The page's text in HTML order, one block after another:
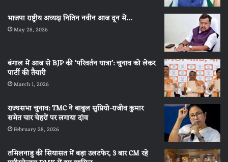
भाजपा राष्ट्रीय अध्यक्ष नितिन नवीन आज दून में…
May 28, 2026
बंगाल में आज से BJP की ‘परिवर्तन यात्रा’: चुनाव को लेकर
पार्टी की तैयारी
March 1, 2026
राज्यसभा चुनाव: TMC ने बाबुल सुप्रियो-राजीव कुमार
समेत चार चेहरों पर लगाया दांव
February 28, 2026
तमिलनाडु की सियासत में बड़ा उलटफेर, 3 बार CM रहे